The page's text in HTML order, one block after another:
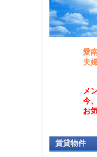
愛
夫
メ
今
お
賃貸物件